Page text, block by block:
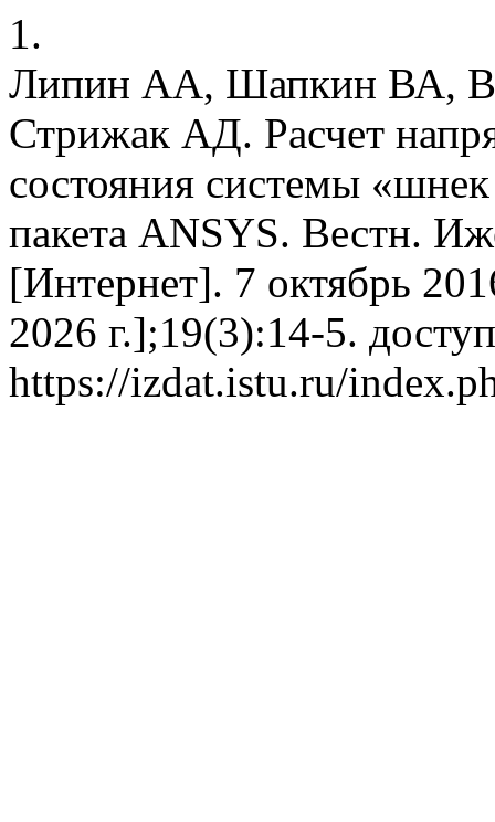
1.
Липин АА, Шапкин ВА,
Стрижак АД. Расчет
состояния системы
пакета ANSYS. Вестн.
[Интернет]. 7 октябрь
2026 г.];19(3):14-5.
https://izdat.istu.ru/